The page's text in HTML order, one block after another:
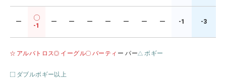
ー
-1
ー ー ー ー ー ー ー -1 -3
アルバトロス イーグル バーティ ー パー ボギー
ダブルボギー以上